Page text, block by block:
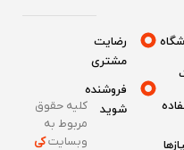
رضایت
مشتری
فروشنده
شوید
کلیه حقوق
مربوط به
وبسایتکی